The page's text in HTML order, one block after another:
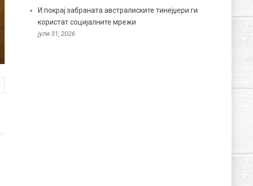
И покрај забраната австралиските тинејџери ги
користат социјалните мрежи
јули 31, 2026